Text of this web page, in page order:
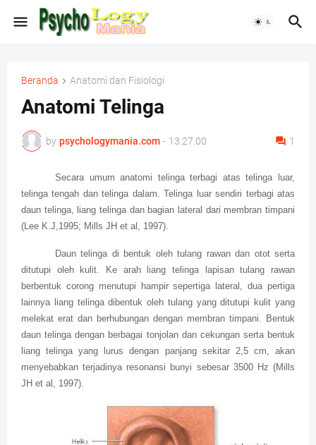
Beranda Anatomi dan Fisiologi
Anatomi Telinga
by psychologymania.com - 13.27.00 1
Secara umum anatomi telinga terbagi atas telinga luar,
telinga tengah dan telinga dalam. Telinga luar sendiri terbagi atas
daun telinga, liang telinga dan bagian lateral dari membran timpani
(Lee K.J,1995; Mills JH et al, 1997).
Daun telinga di bentuk oleh tulang rawan dan otot serta
ditutupi oleh kulit. Ke arah liang telinga lapisan tulang rawan
berbentuk corong menutupi hampir sepertiga lateral, dua pertiga
lainnya liang telinga dibentuk oleh tulang yang ditutupi kulit yang
melekat erat dan berhubungan dengan membran timpani. Bentuk
daun telinga dengan berbagai tonjolan dan cekungan serta bentuk
liang telinga yang lurus dengan panjang sekitar 2,5 cm, akan
menyebabkan terjadinya resonansi bunyi sebesar 3500 Hz (Mills
JH et al, 1997).